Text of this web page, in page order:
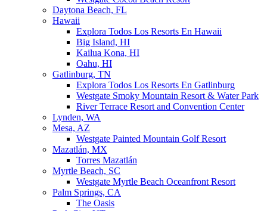
Daytona Beach, FL
Hawaii
Explora Todos Los Resorts En Hawaii
Big Island, HI
Kailua Kona, HI
Oahu, HI
Gatlinburg, TN
Explora Todos Los Resorts En Gatlinburg
Westgate Smoky Mountain Resort & Water Park
River Terrace Resort and Convention Center
Lynden, WA
Mesa, AZ
Westgate Painted Mountain Golf Resort
Mazatlán, MX
Torres Mazatlán
Myrtle Beach, SC
Westgate Myrtle Beach Oceanfront Resort
Palm Springs, CA
The Oasis